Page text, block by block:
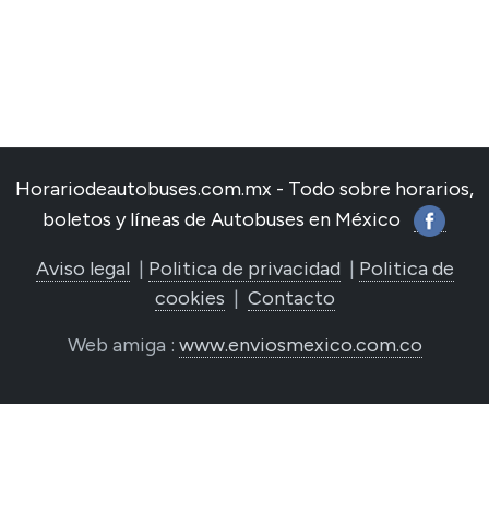
Horariodeautobuses.com.mx - Todo sobre horarios,
boletos y líneas de Autobuses en México
Aviso legal| Politica de privacidad | Politica de
cookies | Contacto
Web amiga : www.enviosmexico.com.co